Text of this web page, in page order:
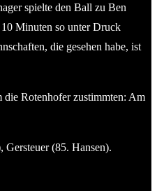
spielte den Ball zu Ben
Minuten so unter Druck
die gesehen habe, ist
die Rotenhofer zustimmten: Am
(85. Hansen).